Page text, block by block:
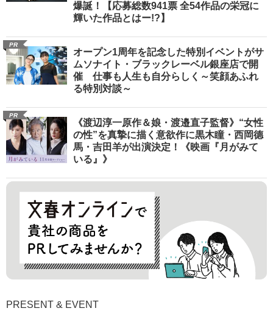
爆誕！【応募総数941票 全54作品の栄冠に
輝いた作品とはー!?】
PR
オープン1周年を記念した特別イベントがサ
ムソナイト・ブラックレーベル銀座店で開
催 仕事も人生も自分らしく～笑顔あふれ
る特別対談～
PR
《渡辺淳一原作＆娘・渡邉直子監督》“女性
の性”を真摯に描く意欲作に黒木瞳・西岡德
馬・吉田羊が出演決定！《映画『月がみて
いる』》
PRESENT & EVENT